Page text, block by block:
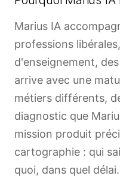
Marius IA
professions
d'enseignement,
arrive avec une
métiers différents,
diagnostic que
mission produit
cartographie : qui
quoi, dans quel délai.